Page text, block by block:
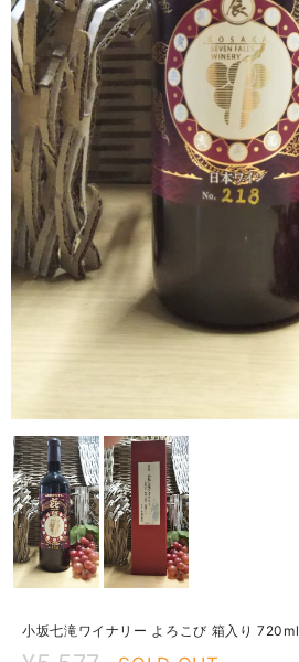
小坂七滝ワイナリー よろこび 箱入り 720ml